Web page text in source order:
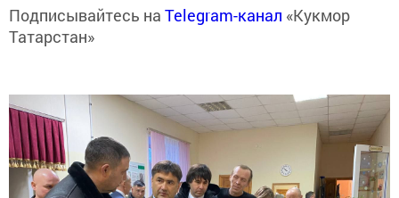
Подписывайтесь на Telegram-канал «Кукмор
Татарстан»